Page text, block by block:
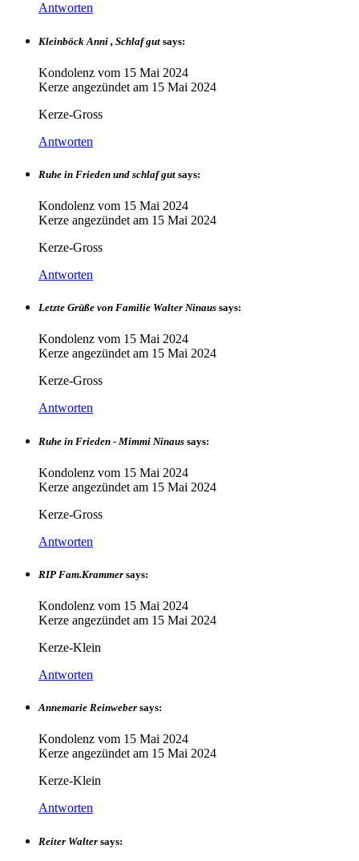
Antworten
Kleinböck Anni , Schlaf gut says:
Kondolenz vom 15 Mai 2024
Kerze angezündet am 15 Mai 2024
Kerze-Gross
Antworten
Ruhe in Frieden und schlaf gut says:
Kondolenz vom 15 Mai 2024
Kerze angezündet am 15 Mai 2024
Kerze-Gross
Antworten
Letzte Grüße von Familie Walter Ninaus says:
Kondolenz vom 15 Mai 2024
Kerze angezündet am 15 Mai 2024
Kerze-Gross
Antworten
Ruhe in Frieden - Mimmi Ninaus says:
Kondolenz vom 15 Mai 2024
Kerze angezündet am 15 Mai 2024
Kerze-Gross
Antworten
RIP Fam.Krammer says:
Kondolenz vom 15 Mai 2024
Kerze angezündet am 15 Mai 2024
Kerze-Klein
Antworten
Annemarie Reinweber says:
Kondolenz vom 15 Mai 2024
Kerze angezündet am 15 Mai 2024
Kerze-Klein
Antworten
Reiter Walter says: